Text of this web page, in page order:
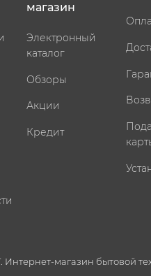
магазин
Электронный
каталог
Обзоры
Акции
Кредит
Интернет-магазин бытовой